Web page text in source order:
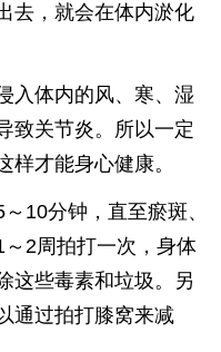
去，就会在体内淤化
入体内的风、寒、湿
致关节炎。所以一定
样才能身心健康。
10分钟，直至瘀斑、
2周拍打一次，身体
这些毒素和垃圾。另
通过拍打膝窝来减